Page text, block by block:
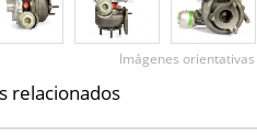
Imágenes orientativas
relacionados